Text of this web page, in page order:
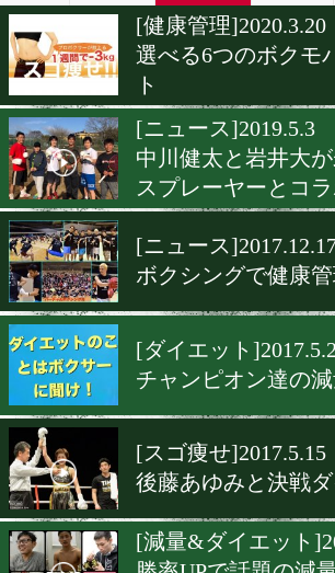
2021年2月のニ
▶ 新着 KO KiNG
[健康管理
選べる6つの
ト
[ニュース
中川健太と岩
スプレーヤー
[ニュース
ボクシングで
[ダイエット
チャンピオン